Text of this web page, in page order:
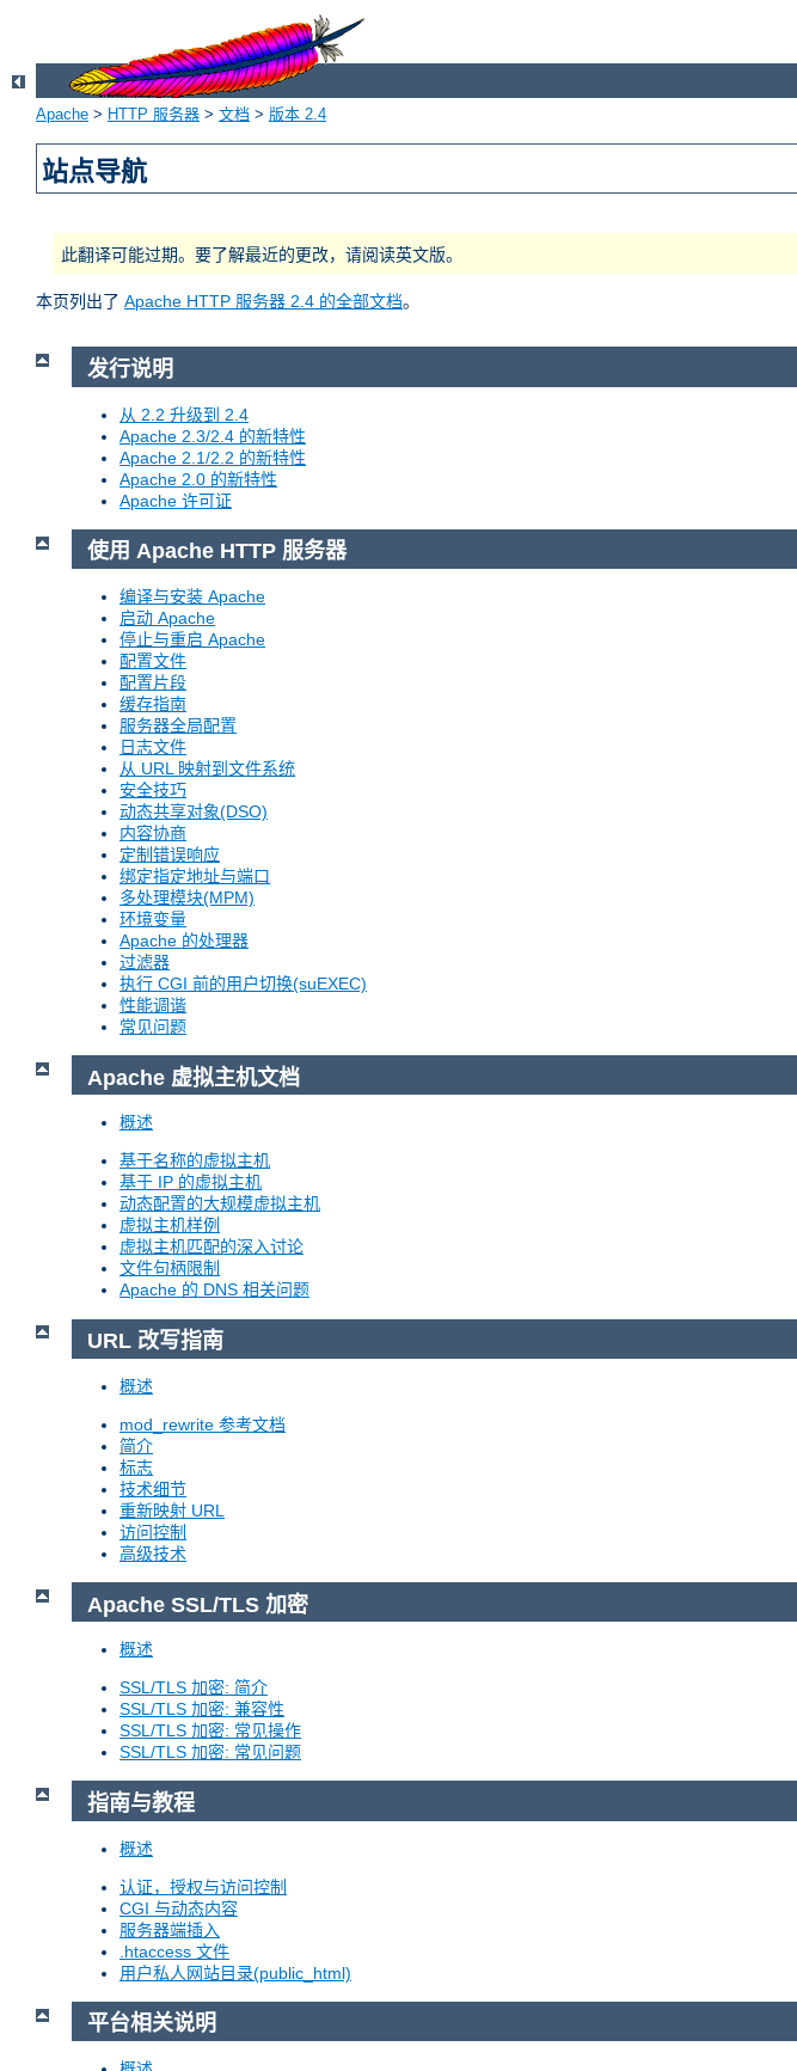
Apache > HTTP 服务器 > 文档 > 版本 2.4
站点导航
此翻译可能过期。要了解最近的更改，请阅读英文版。
本页列出了 Apache HTTP 服务器 2.4 的全部文档。
发行说明
从 2.2 升级到 2.4
Apache 2.3/2.4 的新特性
Apache 2.1/2.2 的新特性
Apache 2.0 的新特性
Apache 许可证
使用 Apache HTTP 服务器
编译与安装 Apache
启动 Apache
停止与重启 Apache
配置文件
配置片段
缓存指南
服务器全局配置
日志文件
从 URL 映射到文件系统
安全技巧
动态共享对象(DSO)
内容协商
定制错误响应
绑定指定地址与端口
多处理模块(MPM)
环境变量
Apache 的处理器
过滤器
执行 CGI 前的用户切换(suEXEC)
性能调谐
常见问题
Apache 虚拟主机文档
概述
基于名称的虚拟主机
基于 IP 的虚拟主机
动态配置的大规模虚拟主机
虚拟主机样例
虚拟主机匹配的深入讨论
文件句柄限制
Apache 的 DNS 相关问题
URL 改写指南
概述
mod_rewrite 参考文档
简介
标志
技术细节
重新映射 URL
访问控制
高级技术
Apache SSL/TLS 加密
概述
SSL/TLS 加密: 简介
SSL/TLS 加密: 兼容性
SSL/TLS 加密: 常见操作
SSL/TLS 加密: 常见问题
指南与教程
概述
认证，授权与访问控制
CGI 与动态内容
服务器端插入
.htaccess 文件
用户私人网站目录(public_html)
平台相关说明